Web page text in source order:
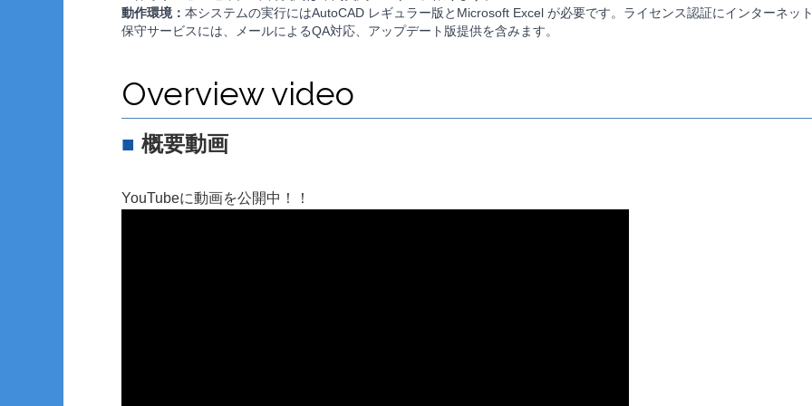
動作環境： 本システムの実行にはAutoCAD レギュラー版とMicrosoft Excel が必要です。ライセンス認証にインターネット
保守サービスには、メールによるQA対応、アップデート版提供を含みます。
Overview video
■ 概要動画
YouTubeに動画を公開中！！